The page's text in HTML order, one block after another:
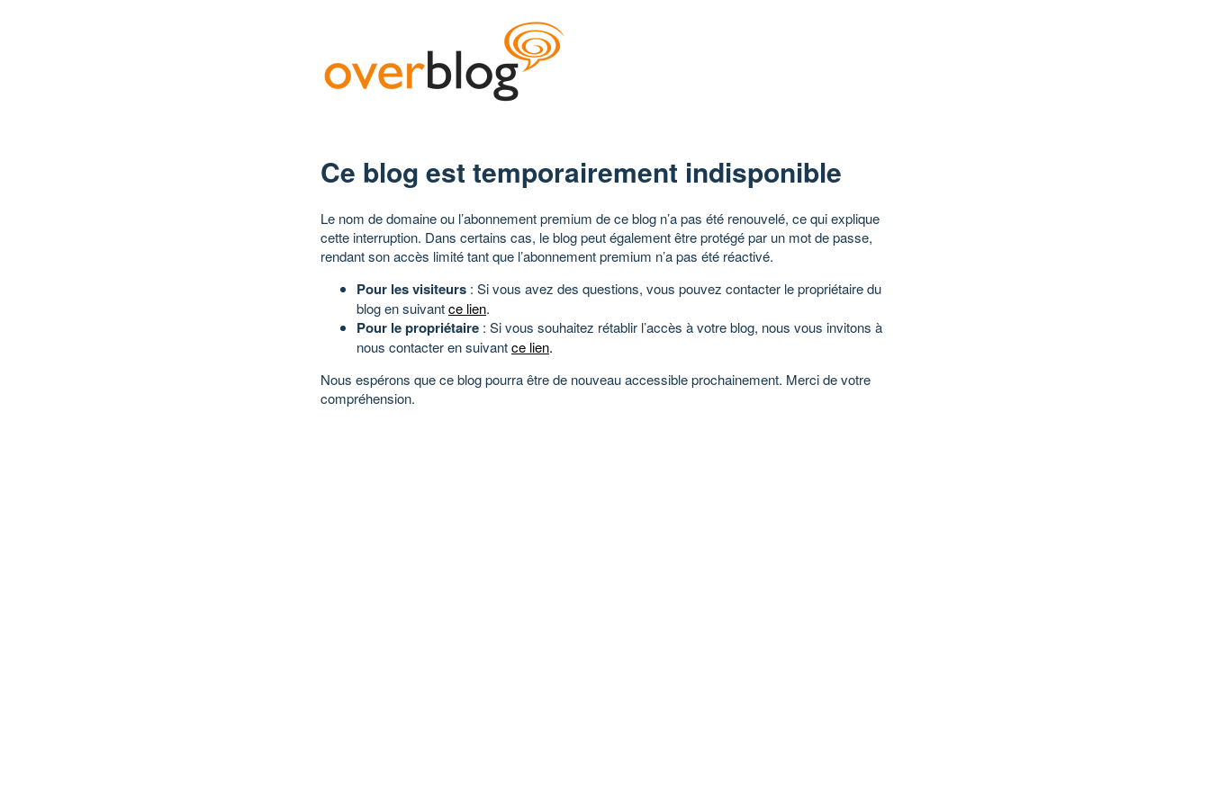
Ce blog est temporairement indisponible
Le nom de domaine ou l’abonnement premium de ce blog n’a pas été renouvelé, ce qui explique
cette interruption. Dans certains cas, le blog peut également être protégé par un mot de passe,
rendant son accès limité tant que l’abonnement premium n’a pas été réactivé.
Pour les visiteurs : Si vous avez des questions, vous pouvez contacter le propriétaire du
blog en suivantce lien.
Pour le propriétaire : Si vous souhaitez rétablir l’accès à votre blog, nous vous invitons à
nous contacter en suivantce lien.
Nous espérons que ce blog pourra être de nouveau accessible prochainement. Merci de votre
compréhension.